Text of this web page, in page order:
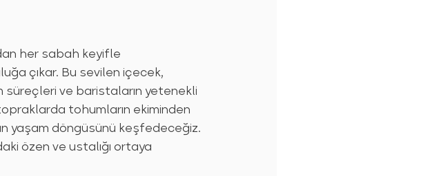
her sabah keyifle
çıkar. Bu sevilen içecek,
süreçleri ve baristaların yetenekli
tohumların ekiminden
yaşam döngüsünü keşfedeceğiz.
özen ve ustalığı ortaya